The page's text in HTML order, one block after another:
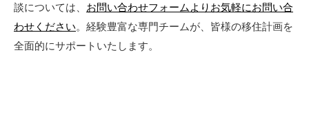
談については、 お問い合わせフォームよりお気軽にお問い合
わせください。経験豊富な専門チームが、皆様の移住計画を
全面的にサポートいたします。